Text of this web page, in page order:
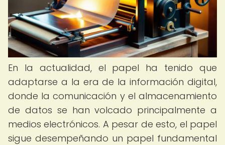
En la actualidad, el papel ha tenido que
adaptarse a la era de la información digital,
donde la comunicación y el almacenamiento
de datos se han volcado principalmente a
medios electrónicos. A pesar de esto, el papel
sigue desempeñando un papel fundamental